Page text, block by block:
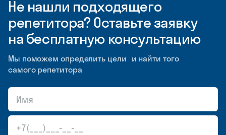
Не нашли подходящего
репетитора? Оставьте заявку
на бесплатную консультацию
Мы поможем определить цели и найти того
самого репетитора